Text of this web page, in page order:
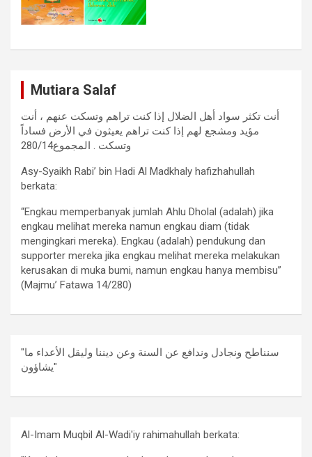
Mutiara Salaf
أنت تكثر سواد أهل الضلال إذا كنت تراهم وتسكت عنهم ، أنت
مؤيد ومشجع لهم إذا كنت تراهم يعيثون في الأرض فساداً
وتسكت . المجموع280/14
Asy-Syaikh Rabi’ bin Hadi Al Madkhaly hafizhahullah
berkata:
“Engkau memperbanyak jumlah Ahlu Dholal (adalah) jika
engkau melihat mereka namun engkau diam (tidak
mengingkari mereka). Engkau (adalah) pendukung dan
supporter mereka jika engkau melihat mereka melakukan
kerusakan di muka bumi, namun engkau hanya membisu”
(Majmu’ Fatawa 14/280)
"سنناطح ونجادل وندافع عن السنة وعن ديننا وليقل الأعداء ما
يشاؤون"
Al-Imam Muqbil Al-Wadi'iy rahimahullah berkata: